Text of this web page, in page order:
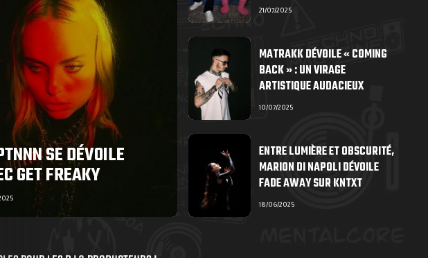
SE DÉVOILE
GET FREAKY
21/07/2025
MATRAKK DÉVOILE « COMING
BACK » : UN VIRAGE
ARTISTIQUE AUDACIEUX
10/07/2025
ENTRE LUMIÈRE ET OBSCURITÉ,
MARION DI NAPOLI DÉVOILE
FADE AWAY SUR KNTXT
18/06/2025